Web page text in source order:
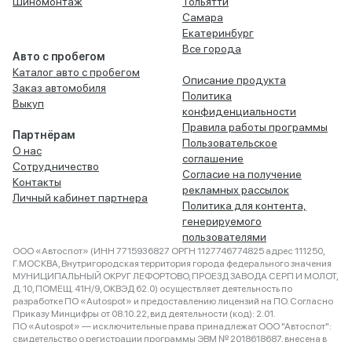
Авто с пробегом
Каталог авто с пробегом
Заказ автомобиля
Выкуп
Партнёрам
О нас
Сотрудничество
Контакты
Личный кабинет партнера
Самара
Екатеринбург
Все города
Описание продукта
Политика
конфиденциальности
Правила работы программы
Пользовательское
соглашение
Согласие на получение
рекламных рассылок
Политика для контента,
генерируемого
пользователями
ООО «Автоспот» (ИНН 7715936827 ОРГН 1127746774825 адрес 111250,
Г.МОСКВА, Внутригородская территория города федерального значения
МУНИЦИПАЛЬНЫЙ ОКРУГ ЛЕФОРТОВО, ПРОЕЗД ЗАВОДА СЕРП И МОЛОТ,
Д. 10, ПОМЕЩ. 41Н/9, ОКВЭД 62.0) осуществляет деятельность по
разработке ПО «Autospot» и предоставлению лицензий на ПО. Согласно
Приказу Минцифры от 08.10.22, вид деятельности (код): 2.01.
ПО «Autospot» — исключительные права принадлежат ООО "Автоспот":
свидетельство о регистрации программы ЭВМ № 2018618687, внесена в